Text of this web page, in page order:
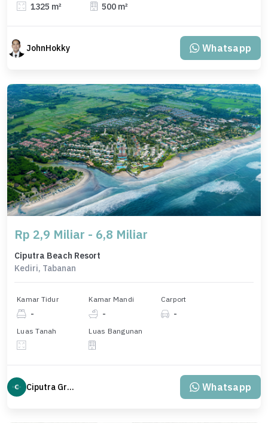
1325 m² 500 m²
JohnHokky Whatsapp
Rp 2,9 Miliar - 6,8 Miliar
Ciputra Beach Resort
Kediri, Tabanan
Kamar Tidur
-
Kamar Mandi
-
Carport
-
Luas Tanah Luas Bangunan
Ciputra Group Whatsapp